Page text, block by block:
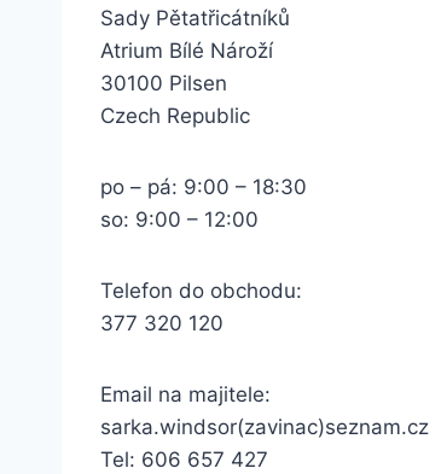
Sady Pětatřicátníků
Atrium Bílé Nároží
30100 Pilsen
Czech Republic
po – pá: 9:00 – 18:30
so: 9:00 – 12:00
Telefon do obchodu:
377 320 120
Email na majitele:
sarka.windsor(zavinac)seznam.cz
Tel: 606 657 427